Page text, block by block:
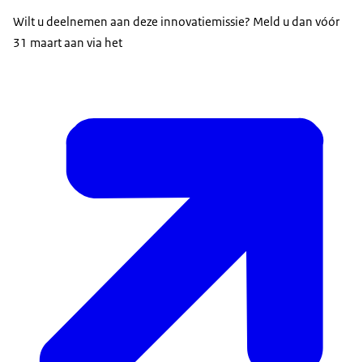
Wilt u deelnemen aan deze innovatiemissie? Meld u dan vóór
31 maart aan via het